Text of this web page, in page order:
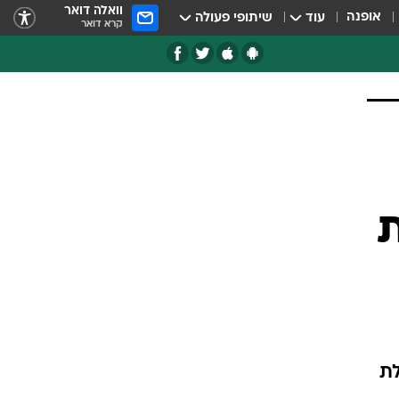
אופנה עוד שיתופי פעולה וואלה דואר
קרא דואר